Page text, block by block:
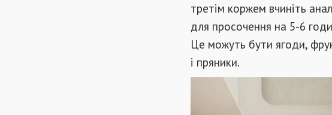
третім коржем вчиніть
для просочення на 5-6
Це можуть бути ягоди,
і пряники.